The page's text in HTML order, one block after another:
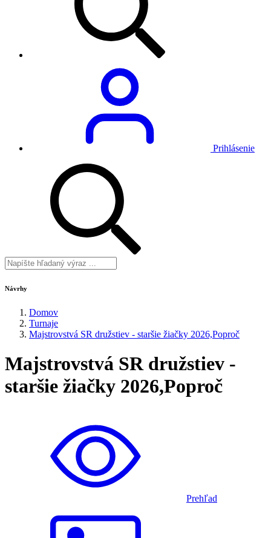
Prihlásenie
Návrhy
Domov
Turnaje
Majstrovstvá SR družstiev - staršie žiačky 2026,Poproč
Majstrovstvá SR družstiev -
staršie žiačky 2026,Poproč
Prehľad